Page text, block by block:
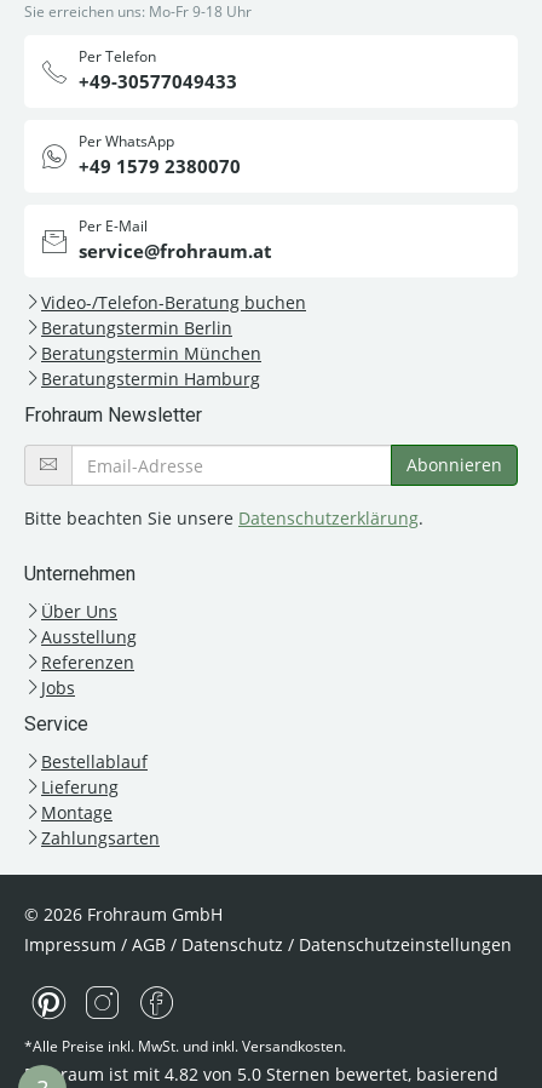
Sie erreichen uns: Mo-Fr 9-18 Uhr
Per Telefon
+49-30577049433
Per WhatsApp
+49 1579 2380070
Per E-Mail
service@frohraum.at
Video-/Telefon-Beratung buchen
Beratungstermin Berlin
Beratungstermin München
Beratungstermin Hamburg
Frohraum Newsletter
Bitte beachten Sie unsere Datenschutzerklärung.
Unternehmen
Über Uns
Ausstellung
Referenzen
Jobs
Service
Bestellablauf
Lieferung
Montage
Zahlungsarten
© 2026 Frohraum GmbH
Impressum / AGB / Datenschutz / Datenschutzeinstellungen
*Alle Preise inkl. MwSt. und inkl. Versandkosten.
Frohraum ist mit 4.82 von 5.0 Sternen bewertet, basierend